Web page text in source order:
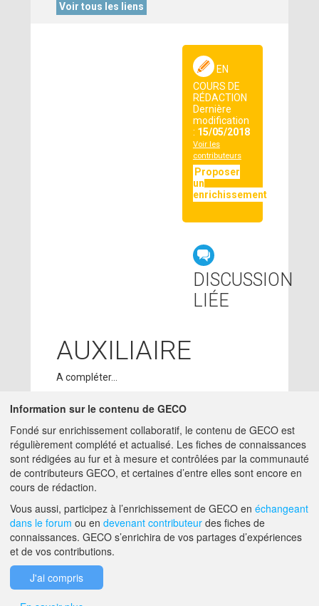
Voir tous les liens
EN
COURS DE
RÉDACTION
Dernière
modification
: 15/05/2018
Voir les
contributeurs
Proposer
un
enrichissement
DISCUSSION
LIÉE
AUXILIAIRE
A compléter...
CONTRIBUTEURS
15/05/2018 ADMIN GECO
MATTHIEU.HIRSCHY@ACTA.ASSO.FR
A PROPOS DE GECO AIDE
F.A.Q.
Information sur le contenu de GECO
Fondé sur enrichissement collaboratif, le contenu de GECO est
régulièrement complété et actualisé. Les fiches de connaissances
sont rédigées au fur et à mesure et contrôlées par la communauté
de contributeurs GECO, et certaines d’entre elles sont encore en
cours de rédaction.
Vous aussi, participez à l’enrichissement de GECO en échangeant
dans le forum ou en devenant contributeur des fiches de
connaissances. GECO s’enrichira de vos partages d’expériences
et de vos contributions.
J'ai compris